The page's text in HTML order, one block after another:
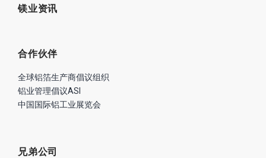
镁业资讯
合作伙伴
全球铝箔生产商倡议组织
铝业管理倡议ASI
中国国际铝工业展览会
兄弟公司